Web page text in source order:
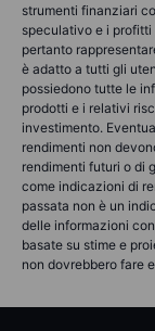
strumenti finanziari
speculativo e i
pertanto
è adatto a tutti gli
possiedono tutte le
prodotti e i relativi
investimento.
rendimenti non
rendimenti futuri o di
come indicazioni di
passata non è un
delle informazioni
basate su stime e
non dovrebbero fare